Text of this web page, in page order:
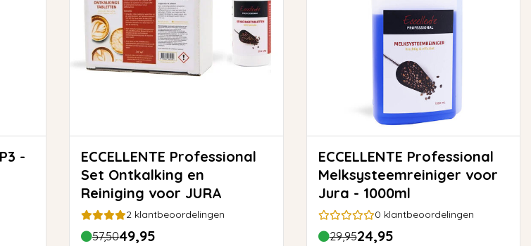
ECCELLENTE Professional
Set Ontkalking en
Reiniging voor JURA
2 klantbeoordelingen
57,5049,95
ECCELLENTE Professional
Melksysteemreiniger voor
Jura - 1000ml
0 klantbeoordelingen
29,9524,95